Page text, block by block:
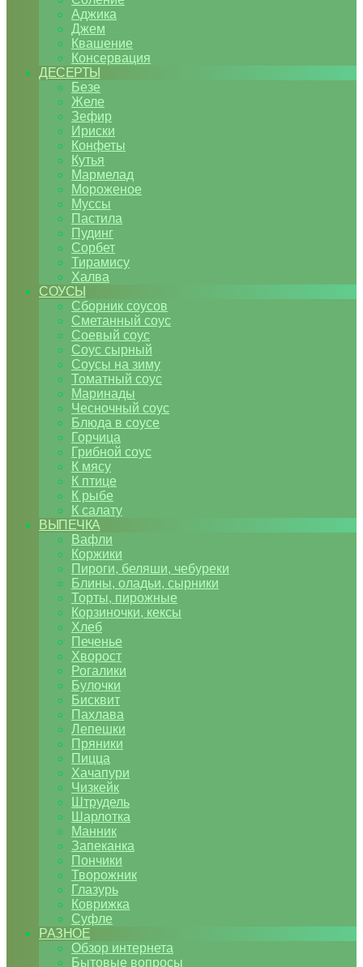
Аджика
Джем
Квашение
Консервация
ДЕСЕРТЫ
Безе
Желе
Зефир
Ириски
Конфеты
Кутья
Мармелад
Мороженое
Муссы
Пастила
Пудинг
Сорбет
Тирамису
Халва
СОУСЫ
Сборник соусов
Сметанный соус
Соевый соус
Соус сырный
Соусы на зиму
Томатный соус
Маринады
Чесночный соус
Блюда в соусе
Горчица
Грибной соус
К мясу
К птице
К рыбе
К салату
ВЫПЕЧКА
Вафли
Коржики
Пироги, беляши, чебуреки
Блины, оладьи, сырники
Торты, пирожные
Корзиночки, кексы
Хлеб
Печенье
Хворост
Рогалики
Булочки
Бисквит
Пахлава
Лепешки
Пряники
Пицца
Хачапури
Чизкейк
Штрудель
Шарлотка
Манник
Запеканка
Пончики
Творожник
Глазурь
Коврижка
Суфле
РАЗНОЕ
Обзор интернета
Бытовые вопросы